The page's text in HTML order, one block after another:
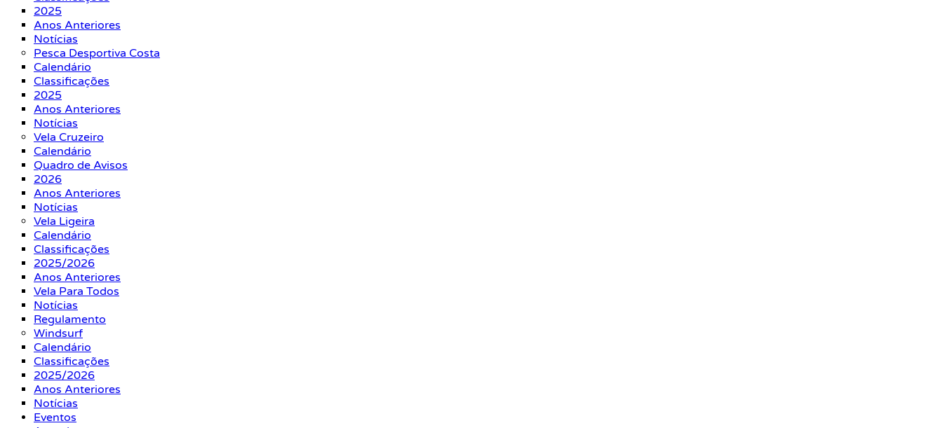
2025
Anos Anteriores
Notícias
Pesca Desportiva Costa
Calendário
Classificações
2025
Anos Anteriores
Notícias
Vela Cruzeiro
Calendário
Quadro de Avisos
2026
Anos Anteriores
Notícias
Vela Ligeira
Calendário
Classificações
2025/2026
Anos Anteriores
Vela Para Todos
Notícias
Regulamento
Windsurf
Calendário
Classificações
2025/2026
Anos Anteriores
Notícias
Eventos